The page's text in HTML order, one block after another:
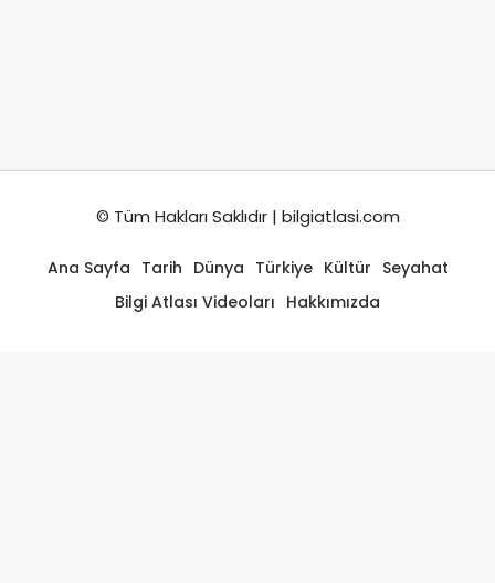
© Tüm Hakları Saklıdır | bilgiatlasi.com
Ana Sayfa Tarih Dünya Türkiye Kültür Seyahat
Bilgi Atlası Videoları Hakkımızda